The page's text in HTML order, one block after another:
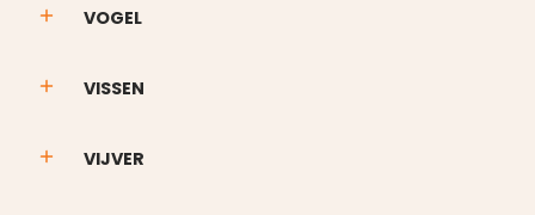
VOGEL
VISSEN
VIJVER